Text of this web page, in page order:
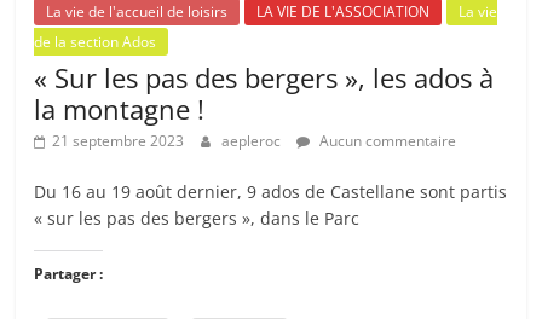
La vie de l'accueil de loisirs LA VIE DE L'ASSOCIATION
La vie
de la section Ados
« Sur les pas des bergers », les ados à
la montagne !
21 septembre 2023 aepleroc Aucun commentaire
Du 16 au 19 août dernier, 9 ados de Castellane sont partis
« sur les pas des bergers », dans le Parc
Partager :